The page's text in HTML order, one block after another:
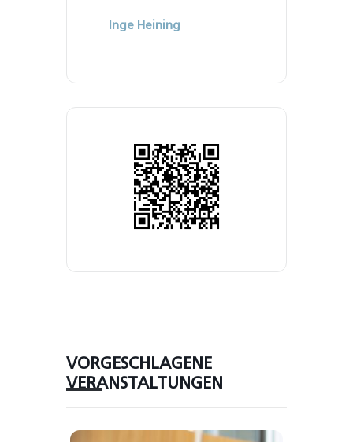
Inge Heining
VORGESCHLAGENE
VERANSTALTUNGEN